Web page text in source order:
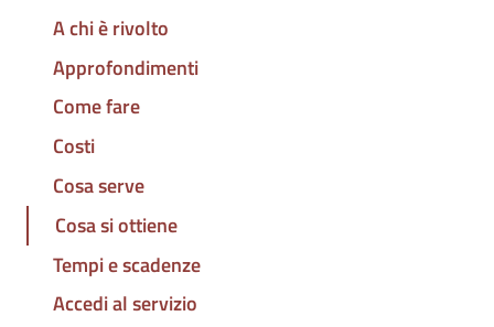
A chi è rivolto
Approfondimenti
Come fare
Costi
Cosa serve
Cosa si ottiene
Tempi e scadenze
Accedi al servizio